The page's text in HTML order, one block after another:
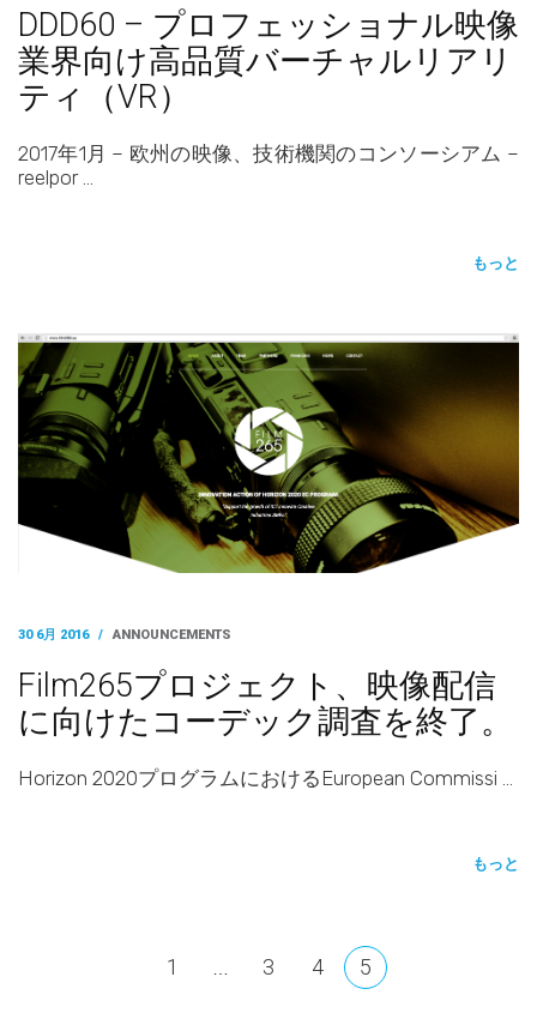
DDD60 – プロフェッショナル映像
業界向け高品質バーチャルリアリ
ティ（VR）
2017年1月 – 欧州の映像、技術機関のコンソーシアム –
reelpor …
もっと
30 6月 2016 / ANNOUNCEMENTS
Film265プロジェクト、映像配信
に向けたコーデック調査を終了。
Horizon 2020プログラムにおけるEuropean Commissi …
もっと
1 3 4 5